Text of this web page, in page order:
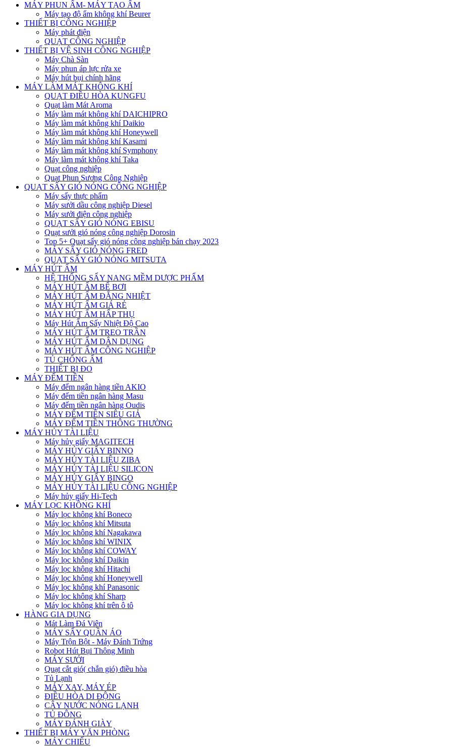
MÁY PHUN ẨM- MÁY TẠO ẨM
Máy tạo độ ẩm không khí Beurer
THIẾT BỊ CÔNG NGHIỆP
Máy phát điện
QUẠT CÔNG NGHIỆP
THIẾT BỊ VỆ SINH CÔNG NGHIỆP
Máy Chà Sàn
Máy phun áp lực rửa xe
Máy hút bụi chính hãng
MÁY LÀM MÁT KHÔNG KHÍ
QUẠT ĐIỀU HÒA KUNGFU
Quạt làm Mát Aroma
Máy làm mát không khí DAICHIPRO
Máy làm mát không khí Daikio
Máy làm mát không khí Honeywell
Máy làm mát không khí Kasami
Máy làm mát không khí Symphony
Máy làm mát không khí Taka
Quạt công nghiệp
Quạt Phun Sương Công Nghiệp
QUẠT SẤY GIÓ NÓNG CÔNG NGHIỆP
Máy sấy thực phẩm
Máy sưởi dầu công nghiệp Diesel
Máy sưởi điện công nghiệp
QUẠT SẤY GIÓ NÓNG EBISU
Quạt sưởi gió nóng công nghiệp Dorosin
Top 5+ Quạt sấy gió nóng công nghiệp bán chạy 2023
MÁY SẤY GIÓ NÓNG FRED
QUẠT SẤY GIÓ NÓNG MITSUTA
MÁY HÚT ẨM
HỆ THỐNG SẤY NANG MỀM DƯỢC PHẨM
MÁY HÚT ẨM BỂ BƠI
MÁY HÚT ẨM ĐẲNG NHIỆT
MÁY HÚT ẨM GIÁ RẺ
MÁY HÚT ẨM HẤP THỤ
Máy Hút Ẩm Sấy Nhiệt Độ Cao
MÁY HÚT ẨM TREO TRẦN
MÁY HÚT ẨM DÂN DỤNG
MÁY HÚT ẨM CÔNG NGHIỆP
TỦ CHỐNG ẨM
THIẾT BỊ ĐO
MÁY ĐẾM TIỀN
Máy đếm ngân hàng tiền AKIO
Máy đếm tiền ngân hàng Masu
Máy đếm tiền ngân hàng Oudis
MÁY ĐẾM TIỀN SIÊU GIẢ
MÁY ĐẾM TIỀN THÔNG THƯỜNG
MÁY HỦY TÀI LIỆU
Máy hủy giấy MAGITECH
MÁY HỦY GIẤY BINNO
MÁY HỦY TÀI LIỆU ZIBA
MÁY HỦY TÀI LIỆU SILICON
MÁY HỦY GIẤY BINGO
MÁY HỦY TÀI LIỆU CÔNG NGHIỆP
Máy hủy giấy Hi-Tech
MÁY LỌC KHÔNG KHÍ
Máy lọc không khí Boneco
Máy lọc không khí Mitsuta
Máy lọc không khí Nagakawa
Máy lọc không khí WINIX
Máy lọc không khí COWAY
Máy lọc không khí Daikin
Máy lọc không khí Hitachi
Máy lọc không khí Honeywell
Máy lọc không khí Panasonic
Máy lọc không khí Sharp
Máy lọc không khí trên ô tô
HÀNG GIA DỤNG
Mát Làm Đá Viên
MÁY SẤY QUẦN ÁO
Máy Trộn Bột - Máy Đánh Trứng
Robot Hút Bụi Thông Minh
MÁY SƯỞI
Quạt cắt gió( chắn gió) điều hòa
Tủ Lạnh
MÁY XAY, MÁY ÉP
ĐIỀU HÒA DI ĐỘNG
CÂY NƯỚC NÓNG LẠNH
TỦ ĐÔNG
MÁY ĐÁNH GIÀY
THIẾT BỊ MÁY VĂN PHÒNG
MÁY CHIẾU